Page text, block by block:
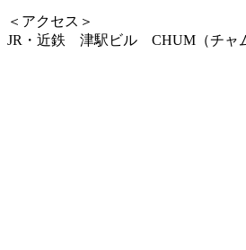
＜アクセス＞
JR・近鉄 津駅ビル CHUM（チャ